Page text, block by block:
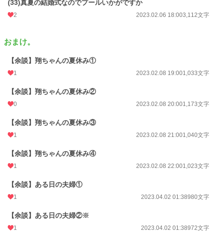
(33)真夏の結婚式なのでプールいかがですか
2 2023.02.06 18:003,112文字
おまけ。
【余談】翔ちゃんの夏休み①
1 2023.02.08 19:001,033文字
【余談】翔ちゃんの夏休み②
0 2023.02.08 20:001,173文字
【余談】翔ちゃんの夏休み③
1 2023.02.08 21:001,040文字
【余談】翔ちゃんの夏休み④
1 2023.02.08 22:001,023文字
【余談】ある日の夫婦①
1 2023.04.02 01:38980文字
【余談】ある日の夫婦②※
1 2023.04.02 01:38972文字